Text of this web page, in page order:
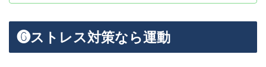
❻ストレス対策なら運動